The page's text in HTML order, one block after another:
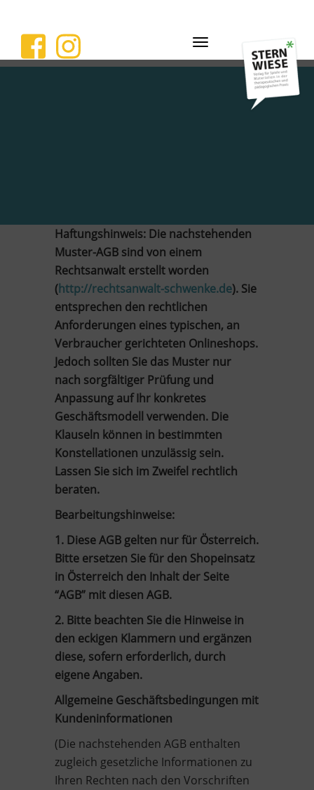
Navigation
ein-/ausblenden
Haftungshinweis: Die nachstehenden
Muster-AGB sind von einem
Rechtsanwalt erstellt worden
(http://rechtsanwalt-schwenke.de). Sie
entsprechen den rechtlichen
Anforderungen eines typischen, an
Verbraucher gerichteten Onlineshops.
Jedoch sollten Sie das Muster nur
nach sorgfältiger Prüfung und
Anpassung auf Ihr konkretes
Geschäftsmodell verwenden. Die
Klauseln können in bestimmten
Konstellationen unzulässig sein.
Lassen Sie sich im Zweifel rechtlich
beraten.
Bearbeitungshinweise:
1. Diese AGB gelten nur für Österreich.
Bitte ersetzen Sie für den Shopeinsatz
in Österreich den Inhalt der Seite
“AGB” mit diesen AGB.
2. Bitte beachten Sie die Hinweise in
den eckigen Klammern und ergänzen
diese, sofern erforderlich, durch
eigene Angaben.
Allgemeine Geschäftsbedingungen mit
Kundeninformationen
(Die nachstehenden AGB enthalten
zugleich gesetzliche Informationen zu
Ihren Rechten nach den Vorschriften